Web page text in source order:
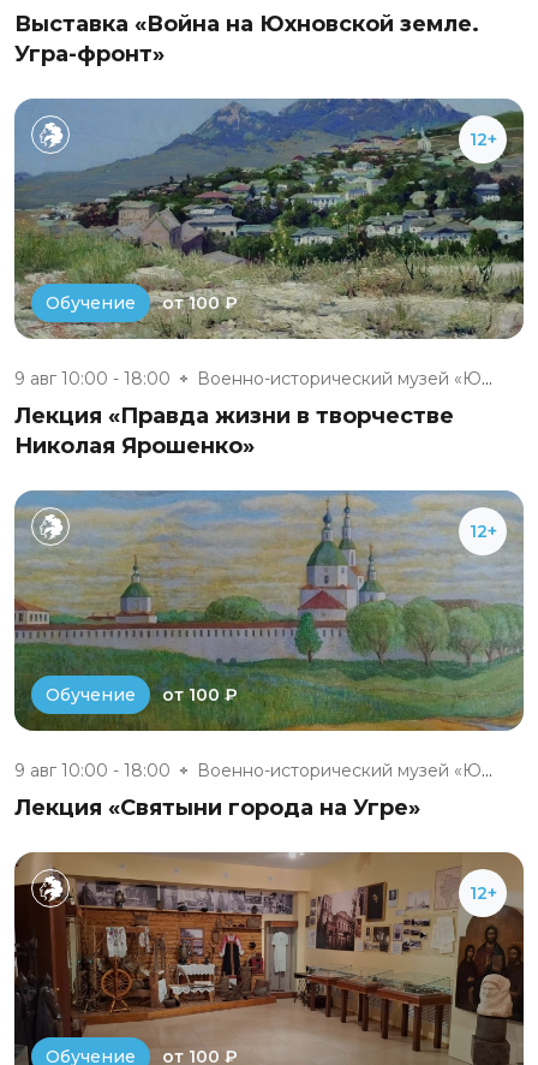
Выставка «Война на Юхновской земле.
Угра-фронт»
12+
Обучение от 100 ₽
9 авг 10:00 - 18:00 Военно-исторический музей «Юхн...
Лекция «Правда жизни в творчестве
Николая Ярошенко»
12+
Обучение от 100 ₽
9 авг 10:00 - 18:00 Военно-исторический музей «Юхн...
Лекция «Святыни города на Угре»
12+
Обучение от 100 ₽